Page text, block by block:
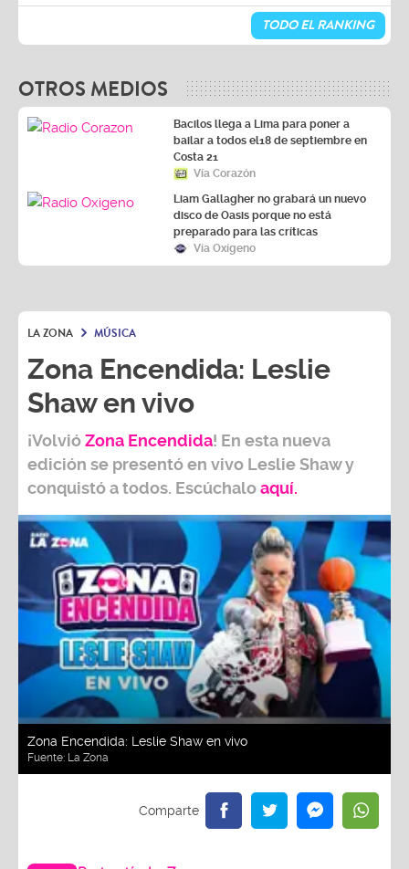
TODO EL RANKING
OTROS MEDIOS
Bacilos llega a Lima para poner a
bailar a todos el18 de septiembre en
Costa 21
Vía Corazón
Liam Gallagher no grabará un nuevo
disco de Oasis porque no está
preparado para las críticas
Vía Oxígeno
LA ZONA MÚSICA
Zona Encendida: Leslie
Shaw en vivo
¡VolvióZona Encendida! En esta nueva
edición se presentó en vivo Leslie Shaw y
conquistó a todos. Escúchaloaquí.
Zona Encendida: Leslie Shaw en vivo
Fuente: La Zona